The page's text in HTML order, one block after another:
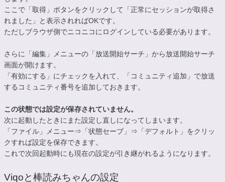
ここで「取得」ボタンをクリックして「正常にセッションが取得さ
れました」と表示されればOKです。
ただしブラウザ側でニコニコにログインしている必要があります。
さらに「編集」メニューの「放送開始サーチ」から放送開始サーチ
画面が開けます。
「有効にする」にチェックを入れて、「コミュニティ追加」で放送
するコミュニティ番号を追加しておきます。
この状態では設定が保存されていません。
次に起動したときにまた設定し直しになってしまいます。
「ファイル」メニュー⇒「状態セーブ」⇒「デフォルト」をクリッ
クすれば設定を保存できます。
これで次回起動時にも現在の設定が引き継がれるようになります。
Viqoと棒読みちゃんの設定